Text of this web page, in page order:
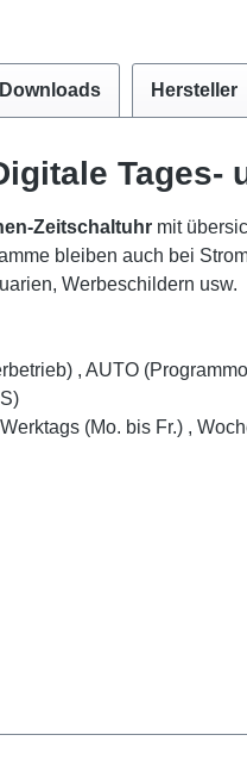
Downloads Hersteller
Tages-
Zeitschaltuhr mit
bleiben auch bei
Werbeschildern usw.
, AUTO
(Mo. bis Fr.) ,